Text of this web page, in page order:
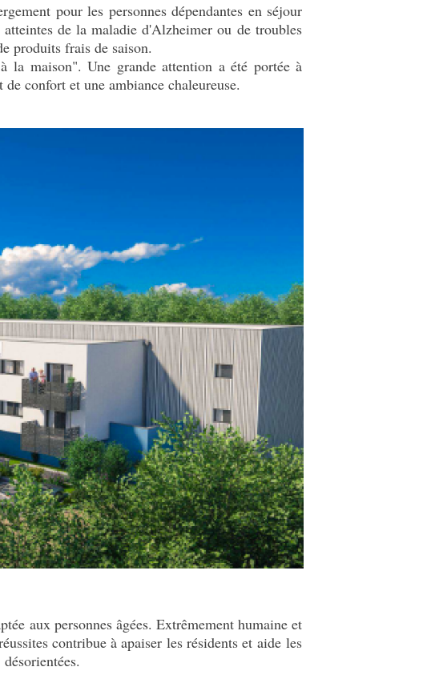
pour les personnes dépendantes en séjour
de la maladie d'Alzheimer ou de troubles
produits frais de saison.
la maison". Une grande attention a été portée à
confort et une ambiance chaleureuse.
aux personnes âgées. Extrêmement humaine et
contribue à apaiser les résidents et aide les